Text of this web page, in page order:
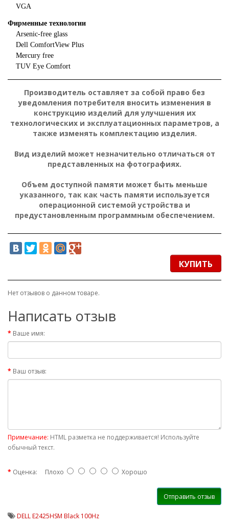
VGA
Фирменные технологии
Arsenic-free glass
Dell ComfortView Plus
Mercury free
TUV Eye Comfort
Производитель оставляет за собой право без
уведомления потребителя вносить изменения в
конструкцию изделий для улучшения их
технологических и эксплуатационных параметров, а
также изменять комплектацию изделия.
Вид изделий может незначительно отличаться от
представленных на фотографиях.
Объем доступной памяти может быть меньше
указанного, так как часть памяти используется
операционной системой устройства и
предустановленным программным обеспечением.
КУПИТЬ
Нет отзывов о данном товаре.
Написать отзыв
Ваше имя:
Ваш отзыв:
Примечание: HTML разметка не поддерживается! Используйте
обычный текст.
Оценка: Плохо Хорошо
Отправить отзыв
DELL E2425HSM Black 100Hz